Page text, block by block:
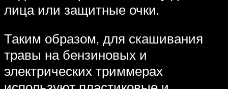
лица или защитные очки.
Таким образом, для скашивания
травы на бензиновых и
электрических триммерах